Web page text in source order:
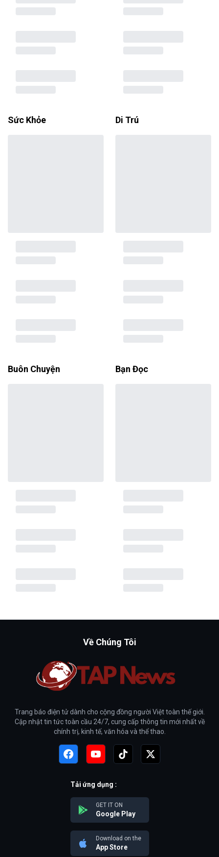
Sức Khỏe Di Trú
Buôn Chuyện Bạn Đọc
Về Chúng Tôi
Trang báo điện tử dành cho cộng đồng người Việt toàn thế giới.
Cập nhật tin tức toàn cầu 24/7, cung cấp thông tin mới nhất về
chính trị, kinh tế, văn hóa và thể thao.
Tải ứng dụng :
GET IT ON
Google Play
Download on the
App Store